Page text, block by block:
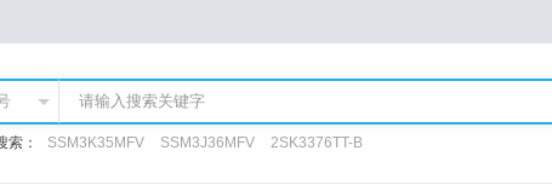
索： SSM3K35MFV SSM3J36MFV 2SK3376TT-B